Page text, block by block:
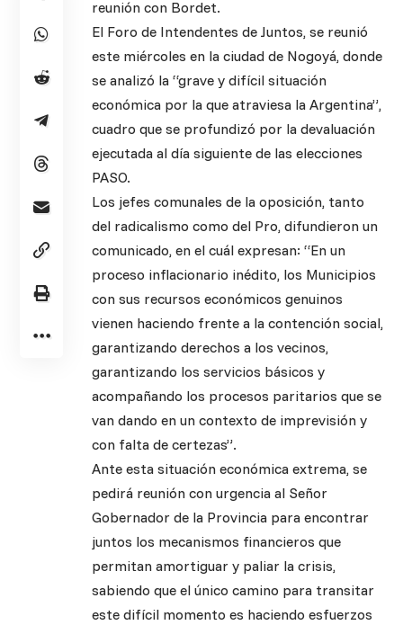
reunión con Bordet.
El Foro de Intendentes de Juntos, se reunió
este miércoles en la ciudad de Nogoyá, donde
se analizó la “grave y difícil situación
económica por la que atraviesa la Argentina”,
cuadro que se profundizó por la devaluación
ejecutada al día siguiente de las elecciones
PASO.
Los jefes comunales de la oposición, tanto
del radicalismo como del Pro, difundieron un
comunicado, en el cuál expresan: “En un
proceso inflacionario inédito, los Municipios
con sus recursos económicos genuinos
vienen haciendo frente a la contención social,
garantizando derechos a los vecinos,
garantizando los servicios básicos y
acompañando los procesos paritarios que se
van dando en un contexto de imprevisión y
con falta de certezas”.
Ante esta situación económica extrema, se
pedirá reunión con urgencia al Señor
Gobernador de la Provincia para encontrar
juntos los mecanismos financieros que
permitan amortiguar y paliar la crisis,
sabiendo que el único camino para transitar
este difícil momento es haciendo esfuerzos